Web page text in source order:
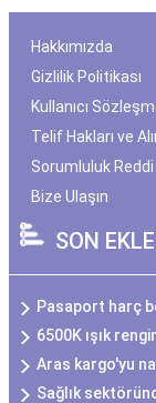
Hakkımızda
Gizlilik Politikası
Kullanıcı
Telif Hakları ve
Sorumluluk Reddi
Bize Ulaşın
SON
Pasaport harç
6500K ışık
Aras kargo'yu
Sağlık